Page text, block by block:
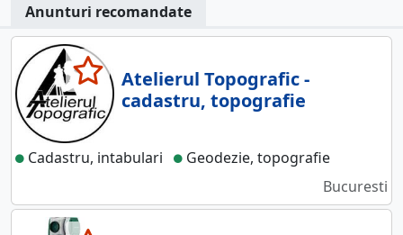
Anunturi recomandate
Atelierul Topografic -
cadastru, topografie
Cadastru, intabulari
Geodezie, topografie
Bucuresti